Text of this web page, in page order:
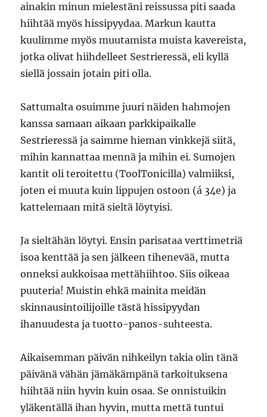
ainakin minun mielestäni reissussa piti saada
hiihtää myös hissipyydaa. Markun kautta
kuulimme myös muutamista muista kavereista,
jotka olivat hiihdelleet Sestrieressä, eli kyllä
siellä jossain jotain piti olla.
Sattumalta osuimme juuri näiden hahmojen
kanssa samaan aikaan parkkipaikalle
Sestrieressä ja saimme hieman vinkkejä siitä,
mihin kannattaa mennä ja mihin ei. Sumojen
kantit oli teroitettu (ToolTonicilla) valmiiksi,
joten ei muuta kuin lippujen ostoon (á 34e) ja
kattelemaan mitä sieltä löytyisi.
Ja sieltähän löytyi. Ensin parisataa verttimetriä
isoa kenttää ja sen jälkeen tihenevää, mutta
onneksi aukkoisaa mettähiihtoo. Siis oikeaa
puuteria! Muistin ehkä mainita meidän
skinnausintoilijoille tästä hissipyydan
ihanuudesta ja tuotto-panos-suhteesta.
Aikaisemman päivän nihkeilyn takia olin tänä
päivänä vähän jämäkämpänä tarkoituksena
hiihtää niin hyvin kuin osaa. Se onnistuikin
yläkentällä ihan hyvin, mutta mettä tuntui